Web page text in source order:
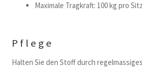
Maximale Tragkraft: 100 kg pro
Pflege
Halten Sie den Stoff durch